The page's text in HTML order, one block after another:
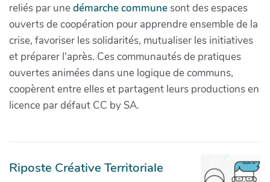
reliés par unedémarche communesont des espaces
ouverts de coopération pour apprendre ensemble de la
crise, favoriser les solidarités, mutualiser les initiatives
et préparer l'après. Ces communautés de pratiques
ouvertes animées dans une logique de communs,
coopèrent entre elles et partagent leurs productions en
licence par défaut CC by SA.
Riposte Créative Territoriale